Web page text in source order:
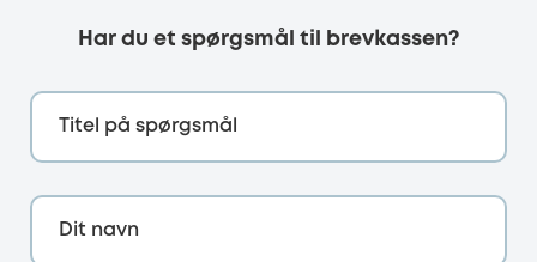
Har du et spørgsmål til brevkassen?
Titel på spørgsmål
Dit navn